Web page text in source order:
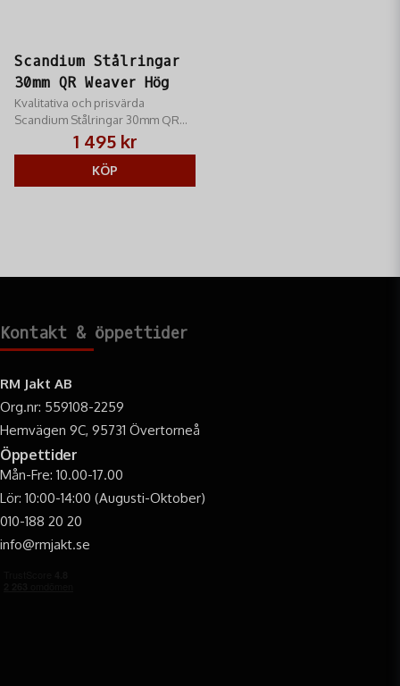
Scandium Stålringar
30mm QR Weaver Hög
Kvalitativa och prisvärda
Scandium Stålringar 30mm QR
Weaver Hög med ett slimmat och
snyggt utseende
1 495 kr
KÖP
Kontakt & öppettider
RM Jakt AB
Org.nr: 559108-2259
Hemvägen 9C, 95731 Övertorneå
Öppettider
Mån-Fre: 10.00-17.00
Lör: 10:00-14:00 (Augusti-Oktober)
010-188 20 20
info@rmjakt.se